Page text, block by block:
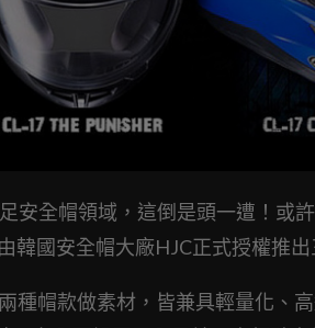
安全帽領域，這倒是頭一遭！或
國安全帽大廠HJC正式授權推出
種帽款做素材，皆兼具輕量化、